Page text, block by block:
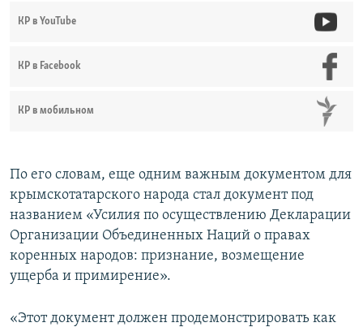
КР в YouTube
КР в Facebook
КР в мобильном
По его словам, еще одним важным документом для
крымскотатарского народа стал документ под
названием «Усилия по осуществлению Декларации
Организации Объединенных Наций о правах
коренных народов: признание, возмещение
ущерба и примирение».
«Этот документ должен продемонстрировать как